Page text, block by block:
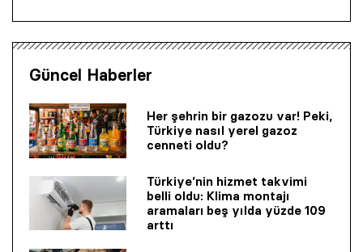
Güncel Haberler
Her şehrin bir gazozu var! Peki,
Türkiye nasıl yerel gazoz
cenneti oldu?
Türkiye’nin hizmet takvimi
belli oldu: Klima montajı
aramaları beş yılda yüzde 109
arttı